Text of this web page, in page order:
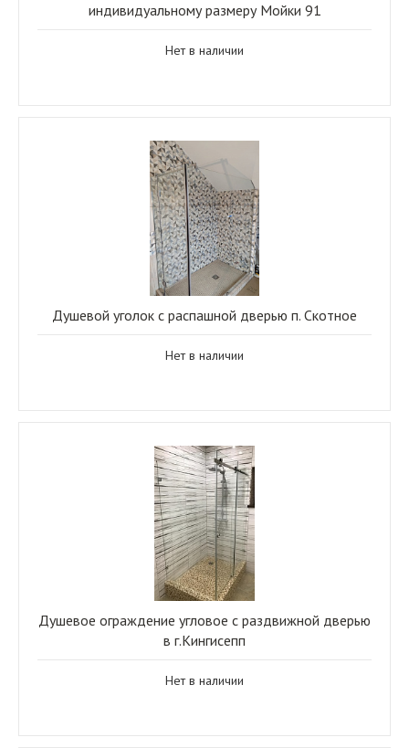
Нет в наличии
индивидуальному размеру Мойки 91
Нет в наличии
Душевой уголок с распашной дверью п. Скотное
Нет в наличии
Душевое ограждение угловое с раздвижной дверью
в г.Кингисепп